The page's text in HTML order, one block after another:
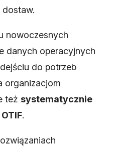
nowoczesnych
danych operacyjnych
do potrzeb
organizacjom
też systematycznie
.